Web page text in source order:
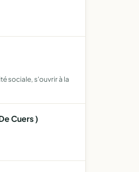
sociale, s'ouvrir à la
Cuers )